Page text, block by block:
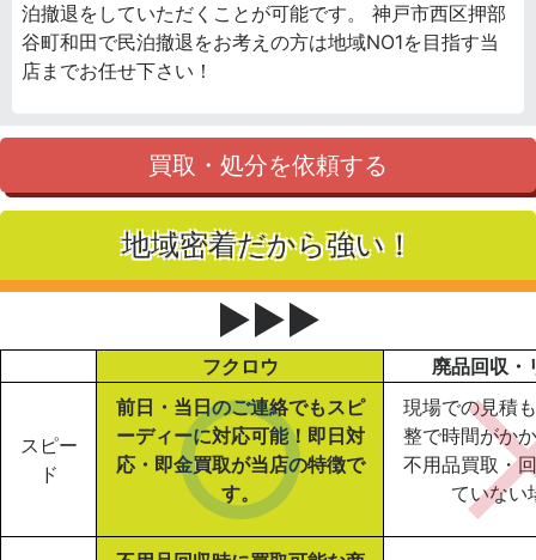
泊撤退をしていただくことが可能です。 神戸市西区押部
谷町和田で民泊撤退をお考えの方は地域NO1を目指す当
店までお任せ下さい！
買取・処分を依頼する
地域密着だから強い！
▶▶▶
フクロウ 廃品回収・
スピー
ド
前日・当日のご連絡でもスピ
ーディーに対応可能！即日対
応・即金買取が当店の特徴で
す。
現場での見積
整で時間がか
不用品買取・
ていない